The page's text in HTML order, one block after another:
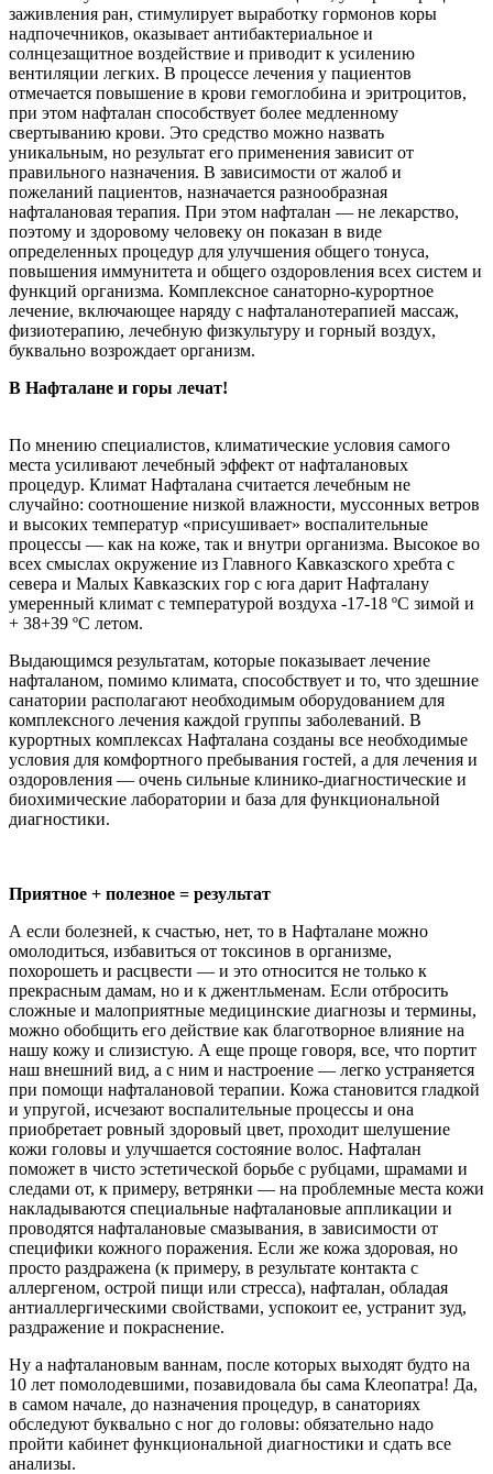
заживления ран, стимулирует выработку гормонов коры
надпочечников, оказывает антибактериальное и
солнцезащитное воздействие и приводит к усилению
вентиляции легких. В процессе лечения у пациентов
отмечается повышение в крови гемоглобина и эритроцитов,
при этом нафталан способствует более медленному
свертыванию крови. Это средство можно назвать
уникальным, но результат его применения зависит от
правильного назначения. В зависимости от жалоб и
пожеланий пациентов, назначается разнообразная
нафталановая терапия. При этом нафталан — не лекарство,
поэтому и здоровому человеку он показан в виде
определенных процедур для улучшения общего тонуса,
повышения иммунитета и общего оздоровления всех систем и
функций организма. Комплексное санаторно-курортное
лечение, включающее наряду с нафталанотерапией массаж,
физиотерапию, лечебную физкультуру и горный воздух,
буквально возрождает организм.
В Нафталане и горы лечат!
По мнению специалистов, климатические условия самого
места усиливают лечебный эффект от нафталановых
процедур. Климат Нафталана считается лечебным не
случайно: соотношение низкой влажности, муссонных ветров
и высоких температур «присушивает» воспалительные
процессы — как на коже, так и внутри организма. Высокое во
всех смыслах окружение из Главного Кавказского хребта с
севера и Малых Кавказских гор с юга дарит Нафталану
умеренный климат с температурой воздуха -17-18 ºС зимой и
+ 38+39 ºС летом.
Выдающимся результатам, которые показывает лечение
нафталаном, помимо климата, способствует и то, что здешние
санатории располагают необходимым оборудованием для
комплексного лечения каждой группы заболеваний. В
курортных комплексах Нафталана созданы все необходимые
условия для комфортного пребывания гостей, а для лечения и
оздоровления — очень сильные клинико-диагностические и
биохимические лаборатории и база для функциональной
диагностики.
Приятное + полезное = результат
А если болезней, к счастью, нет, то в Нафталане можно
омолодиться, избавиться от токсинов в организме,
похорошеть и расцвести — и это относится не только к
прекрасным дамам, но и к джентльменам. Если отбросить
сложные и малоприятные медицинские диагнозы и термины,
можно обобщить его действие как благотворное влияние на
нашу кожу и слизистую. А еще проще говоря, все, что портит
наш внешний вид, а с ним и настроение — легко устраняется
при помощи нафталановой терапии. Кожа становится гладкой
и упругой, исчезают воспалительные процессы и она
приобретает ровный здоровый цвет, проходит шелушение
кожи головы и улучшается состояние волос. Нафталан
поможет в чисто эстетической борьбе с рубцами, шрамами и
следами от, к примеру, ветрянки — на проблемные места кожи
накладываются специальные нафталановые аппликации и
проводятся нафталановые смазывания, в зависимости от
специфики кожного поражения. Если же кожа здоровая, но
просто раздражена (к примеру, в результате контакта с
аллергеном, острой пищи или стресса), нафталан, обладая
антиаллергическими свойствами, успокоит ее, устранит зуд,
раздражение и покраснение.
Ну а нафталановым ваннам, после которых выходят будто на
10 лет помолодевшими, позавидовала бы сама Клеопатра! Да,
в самом начале, до назначения процедур, в санаториях
обследуют буквально с ног до головы: обязательно надо
пройти кабинет функциональной диагностики и сдать все
анализы.